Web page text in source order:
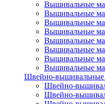
Вышивальные
Вышивальные
Вышивальные
Вышивальные
Вышивальные
Вышивальные
Вышивальные
Вышивальные
Швейно-
Швейно-
Швейно-